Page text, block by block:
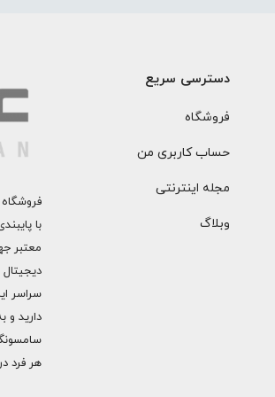
دسترسی سریع
فروشگاه
حساب کاربری من
مجله اینترنتی
وبلاگ
با
معتبر
دارید و
هر فرد